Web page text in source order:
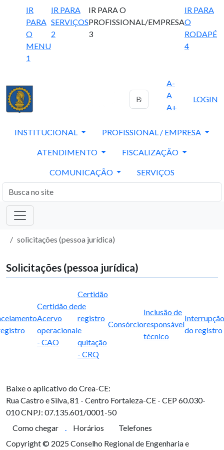
IR
PARA
O
MENU
1
IR PARA
SERVIÇOS
2
IR PARA O
PROFISSIONAL/EMPRESA
3
IR PARA
O
RODAPÉ
4
A-
A
A+
LOGIN
INSTITUCIONAL PROFISSIONAL / EMPRESA
ATENDIMENTO FISCALIZAÇÃO
COMUNICAÇÃO SERVIÇOS
solicitações (pessoa jurídica)
Solicitações (pessoa jurídica)
Certidão de
Acervo
operacional
- CAO
Certidão
de
registro
e
quitação
- CRQ
Consórcio
Inclusão de
responsável
técnico
Interrupção
do registro
Baixe o aplicativo do Crea-CE:
Rua Castro e Silva, 81 - Centro Fortaleza-CE - CEP 60.030-
010CNPJ: 07.135.601/0001-50
Como chegar
Horários
Telefones
Copyright © 2025 Conselho Regional de Engenharia e